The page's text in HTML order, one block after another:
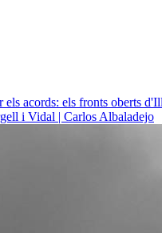
acords: els fronts oberts
i Vidal | Carlos Albaladejo